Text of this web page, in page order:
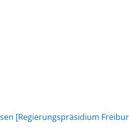
[Regierungspräsidium